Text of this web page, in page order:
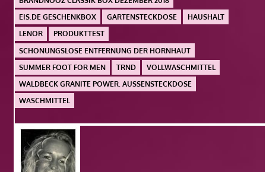
EIS.DE GESCHENKBOX
GARTENSTECKDOSE
HAUSHALT
LENOR
PRODUKTTEST
SCHONUNGSLOSE ENTFERNUNG DER HORNHAUT
SUMMER FOOT FOR MEN
TRND
VOLLWASCHMITTEL
WALDBECK GRANITE POWER. AUSSENSTECKDOSE
WASCHMITTEL